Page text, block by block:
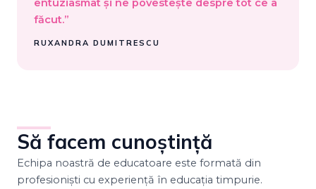
entuziasmat și ne povestește despre tot ce a
făcut.”
RUXANDRA DUMITRESCU
Să facem cunoștință
Echipa noastră de educatoare este formată din
profesioniști cu experiență în educația timpurie.